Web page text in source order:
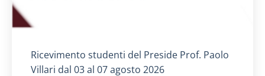
Titolo card:
Ricevimento studenti del Preside Prof. Paolo
Villari dal 03 al 07 agosto 2026